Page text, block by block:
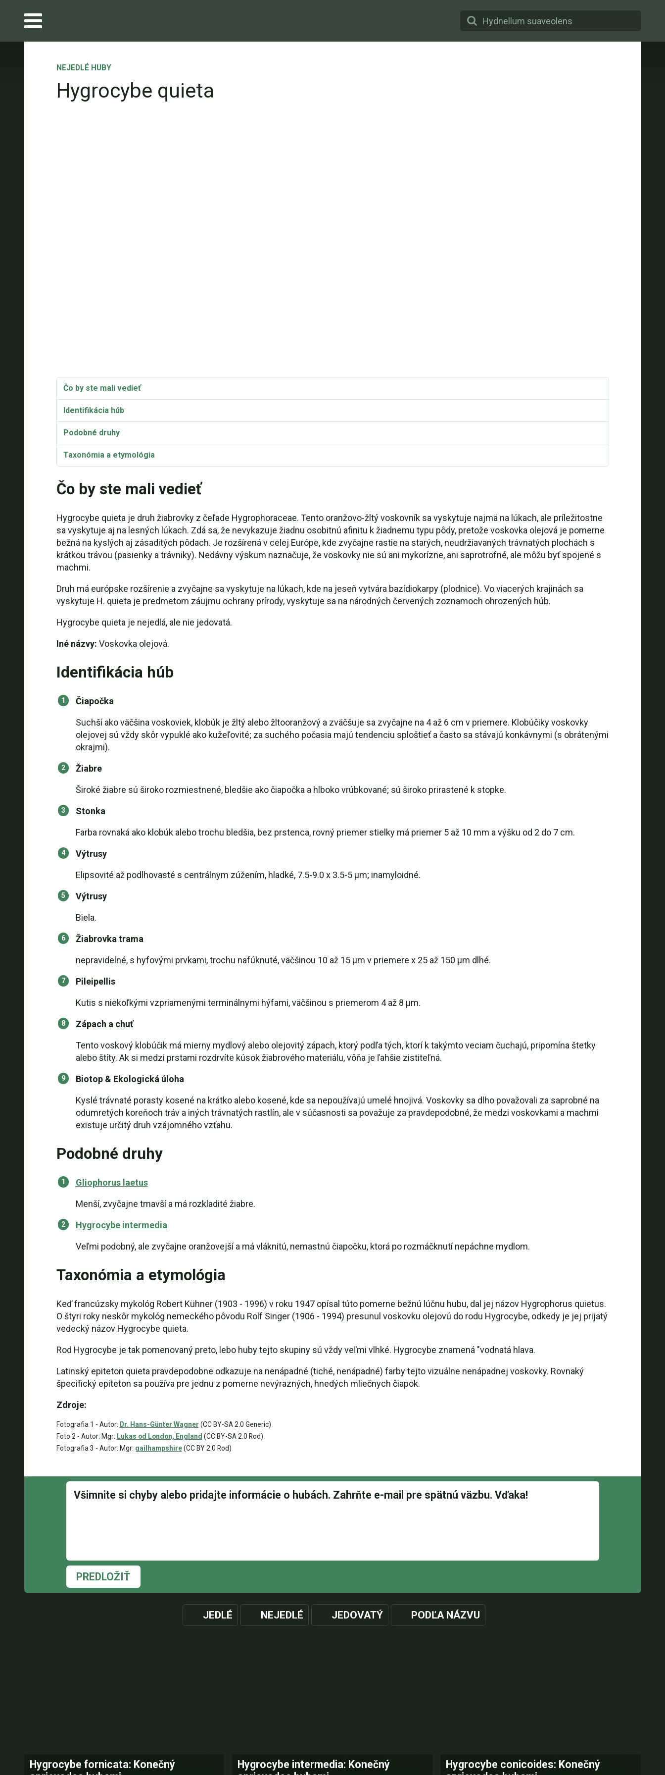
NEJEDLÉ HUBY
Hygrocybe quieta
Čo by ste mali vedieť
Identifikácia húb
Podobné druhy
Taxonómia a etymológia
Čo by ste mali vedieť
Hygrocybe quieta je druh žiabrovky z čeľade Hygrophoraceae. Tento oranžovo-žltý voskovník sa vyskytuje najmä na lúkach, ale príležitostne
sa vyskytuje aj na lesných lúkach. Zdá sa, že nevykazuje žiadnu osobitnú afinitu k žiadnemu typu pôdy, pretože voskovka olejová je pomerne
bežná na kyslých aj zásaditých pôdach. Je rozšírená v celej Európe, kde zvyčajne rastie na starých, neudržiavaných trávnatých plochách s
krátkou trávou (pasienky a trávniky). Nedávny výskum naznačuje, že voskovky nie sú ani mykorízne, ani saprotrofné, ale môžu byť spojené s
machmi.
Druh má európske rozšírenie a zvyčajne sa vyskytuje na lúkach, kde na jeseň vytvára bazídiokarpy (plodnice). Vo viacerých krajinách sa
vyskytuje H. quieta je predmetom záujmu ochrany prírody, vyskytuje sa na národných červených zoznamoch ohrozených húb.
Hygrocybe quieta je nejedlá, ale nie jedovatá.
Iné názvy: Voskovka olejová.
Identifikácia húb
Čiapočka
Suchší ako väčšina voskoviek, klobúk je žltý alebo žltooranžový a zväčšuje sa zvyčajne na 4 až 6 cm v priemere. Klobúčiky voskovky
olejovej sú vždy skôr vypuklé ako kužeľovité; za suchého počasia majú tendenciu sploštieť a často sa stávajú konkávnymi (s obrátenými
okrajmi).
Žiabre
Široké žiabre sú široko rozmiestnené, bledšie ako čiapočka a hlboko vrúbkované; sú široko prirastené k stopke.
Stonka
Farba rovnaká ako klobúk alebo trochu bledšia, bez prstenca, rovný priemer stielky má priemer 5 až 10 mm a výšku od 2 do 7 cm.
Výtrusy
Elipsovité až podlhovasté s centrálnym zúžením, hladké, 7.5-9.0 x 3.5-5 μm; inamyloidné.
Výtrusy
Biela.
Žiabrovka trama
nepravidelné, s hyfovými prvkami, trochu nafúknuté, väčšinou 10 až 15 μm v priemere x 25 až 150 μm dlhé.
Pileipellis
Kutis s niekoľkými vzpriamenými terminálnymi hýfami, väčšinou s priemerom 4 až 8 μm.
Zápach a chuť
Tento voskový klobúčik má mierny mydlový alebo olejovitý zápach, ktorý podľa tých, ktorí k takýmto veciam čuchajú, pripomína štetky
alebo štíty. Ak si medzi prstami rozdrvíte kúsok žiabrového materiálu, vôňa je ľahšie zistiteľná.
Biotop & Ekologická úloha
Kyslé trávnaté porasty kosené na krátko alebo kosené, kde sa nepoužívajú umelé hnojivá. Voskovky sa dlho považovali za saprobné na
odumretých koreňoch tráv a iných trávnatých rastlín, ale v súčasnosti sa považuje za pravdepodobné, že medzi voskovkami a machmi
existuje určitý druh vzájomného vzťahu.
Podobné druhy
Gliophorus laetus
Menší, zvyčajne tmavší a má rozkladité žiabre.
Hygrocybe intermedia
Veľmi podobný, ale zvyčajne oranžovejší a má vláknitú, nemastnú čiapočku, ktorá po rozmáčknutí nepáchne mydlom.
Taxonómia a etymológia
Keď francúzsky mykológ Robert Kühner (1903 - 1996) v roku 1947 opísal túto pomerne bežnú lúčnu hubu, dal jej názov Hygrophorus quietus.
O štyri roky neskôr mykológ nemeckého pôvodu Rolf Singer (1906 - 1994) presunul voskovku olejovú do rodu Hygrocybe, odkedy je jej prijatý
vedecký názov Hygrocybe quieta.
Rod Hygrocybe je tak pomenovaný preto, lebo huby tejto skupiny sú vždy veľmi vlhké. Hygrocybe znamená "vodnatá hlava.
Latinský epiteton quieta pravdepodobne odkazuje na nenápadné (tiché, nenápadné) farby tejto vizuálne nenápadnej voskovky. Rovnaký
špecifický epiteton sa používa pre jednu z pomerne nevýrazných, hnedých mliečnych čiapok.
Zdroje:
Fotografia 1 - Autor: Dr. Hans-Günter Wagner (CC BY-SA 2.0 Generic)
Foto 2 - Autor: Mgr: Lukas od London, England (CC BY-SA 2.0 Rod)
Fotografia 3 - Autor: Mgr: gailhampshire(CC BY 2.0 Rod)
PREDLOŽIŤ
JEDLÉ NEJEDLÉ JEDOVATÝ PODĽA NÁZVU
Hygrocybe fornicata: Konečný
Hygrocybe intermedia: Konečný
Hygrocybe conicoides: Konečný